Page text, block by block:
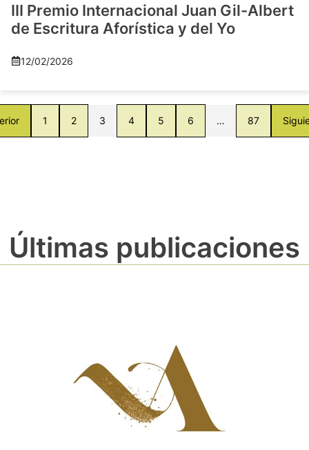
III Premio Internacional Juan Gil-Albert
de Escritura Aforística y del Yo
12/02/2026
1 2 3 4 5 6 … 87
Últimas publicaciones